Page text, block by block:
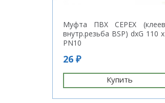
Муфта ПВХ CEPEX
внутр.резьба BSP) dxG 110
PN10
26 ₽
Купить